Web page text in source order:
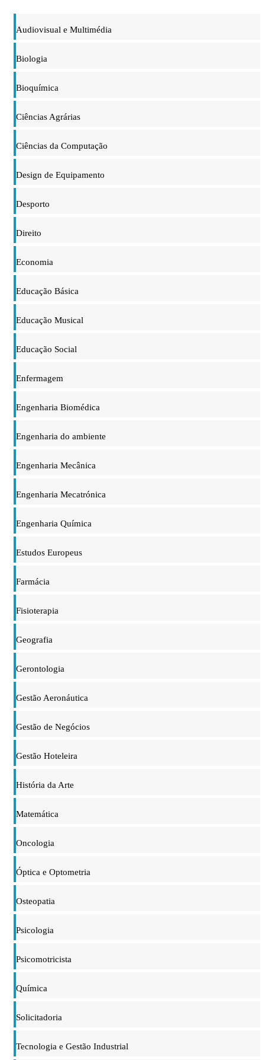
Audiovisual e Multimédia
Biologia
Bioquímica
Ciências Agrárias
Ciências da Computação
Design de Equipamento
Desporto
Direito
Economia
Educação Básica
Educação Musical
Educação Social
Enfermagem
Engenharia Biomédica
Engenharia do ambiente
Engenharia Mecânica
Engenharia Mecatrónica
Engenharia Química
Estudos Europeus
Farmácia
Fisioterapia
Geografia
Gerontologia
Gestão Aeronáutica
Gestão de Negócios
Gestão Hoteleira
História da Arte
Matemática
Oncologia
Óptica e Optometria
Osteopatia
Psicologia
Psicomotricista
Química
Solicitadoria
Tecnologia e Gestão Industrial